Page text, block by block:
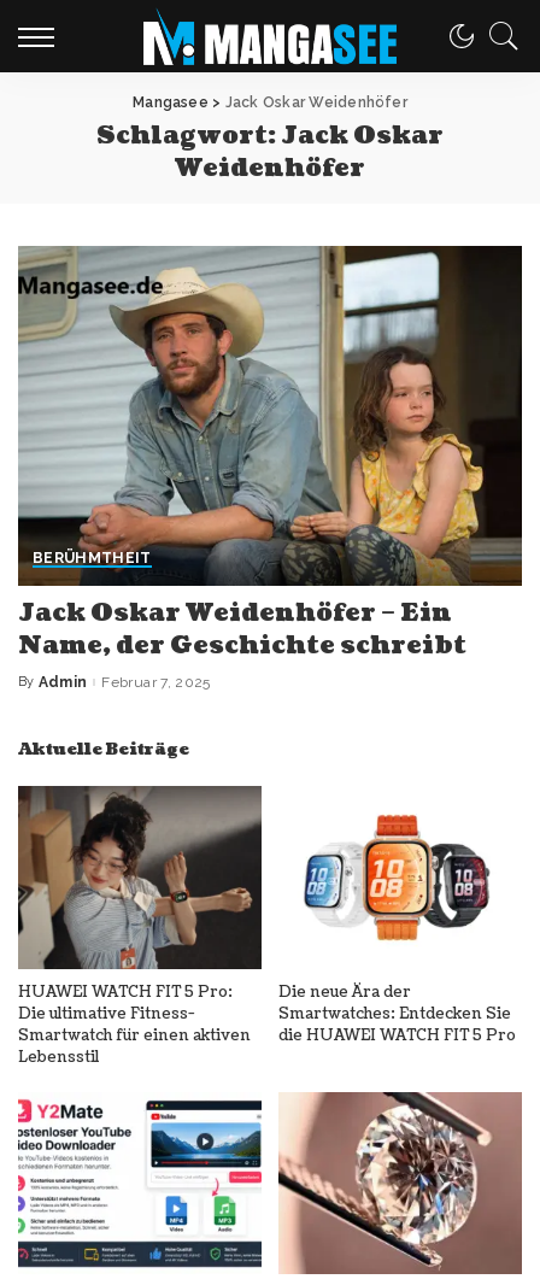
Mangasee > Jack Oskar Weidenhöfer
Schlagwort:Jack Oskar
Weidenhöfer
BERÜHMTHEIT
Jack Oskar Weidenhöfer – Ein
Name, der Geschichte schreibt
Posted
By Admin Februar 7, 2025
Aktuelle Beiträge
HUAWEI WATCH FIT 5 Pro:
Die ultimative Fitness-
Smartwatch für einen aktiven
Lebensstil
Die neue Ära der
Smartwatches: Entdecken Sie
die HUAWEI WATCH FIT 5 Pro